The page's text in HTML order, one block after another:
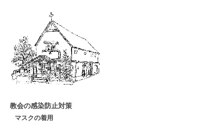
教会の感染防止対策
マスクの着用